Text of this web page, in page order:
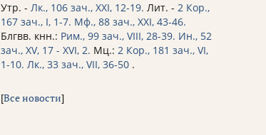
Утр. - Лк., 106 зач., XXI, 12-19. Лит. - 2 Кор.,
167 зач., I, 1-7. Мф., 88 зач., XXI, 43-46.
Блгвв. кнн.: Рим., 99 зач., VIII, 28-39. Ин., 52
зач., XV, 17 - XVI, 2. Мц.: 2 Кор., 181 зач., VI,
1-10. Лк., 33 зач., VII, 36-50 .
[Все новости]